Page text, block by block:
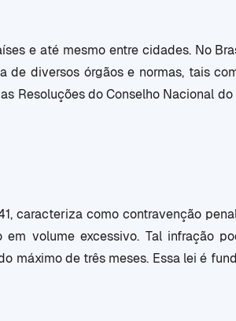
e até mesmo entre cidades. No
diversos órgãos e normas, tais
Resoluções do Conselho Nacional
caracteriza como contravenção
volume excessivo. Tal infração
máximo de três meses. Essa lei é